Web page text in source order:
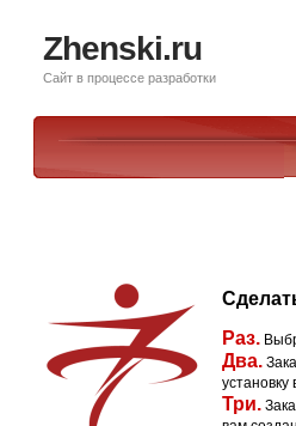
Zhenski.ru
Сайт в процессе разработки
Раз.
Два.
Три.